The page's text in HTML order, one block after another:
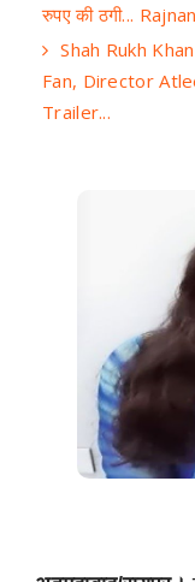
रुपए की ठगी...
Shah Rukh
Fan, Director
Trailer...